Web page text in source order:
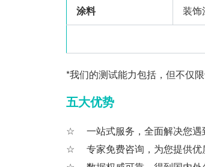
涂料 装饰
*我们的测试能力包括，但不仅
五大优势
一站式服务，全面解决您遇
专家免费咨询，为您提供优